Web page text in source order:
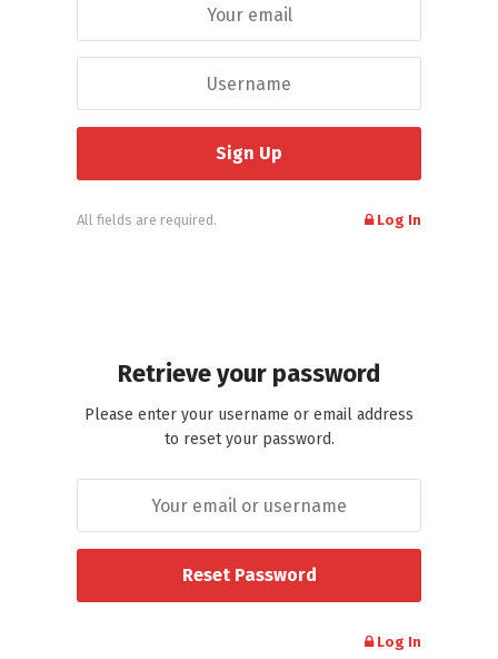
All fields are required. Log In
Retrieve your password
Please enter your username or email address
to reset your password.
Log In